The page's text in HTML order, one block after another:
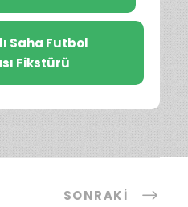
Saha Futbol
Fikstürü
SONRAKI